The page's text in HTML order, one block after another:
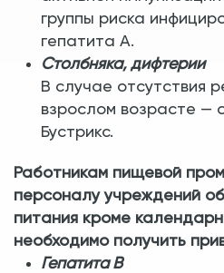
группы риска
гепатита А.
Столбняка, дифтерии
В случае отсутствия
взрослом возрасте —
Бустрикс.
Работникам пищевой
персоналу учреждений
питания кроме
необходимо получить
Гепатита В